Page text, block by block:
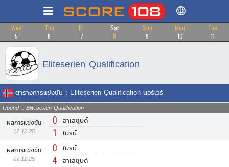
Wed
5
Thu
6
Fri
7
Sat
8
Sun
9
Mon
10
Tue
11
Eliteserien Qualification
ตารางการแข่งขัน : Eliteserien Qualification นอร์เวร์
Round :: Eliteserien Qualification
ผลการแข่งขัน
12.12.25
0 อาเลซุนด์
1 ไบรน์
ผลการแข่งขัน
07.12.25
0 ไบรน์
4 อาเลซุนด์